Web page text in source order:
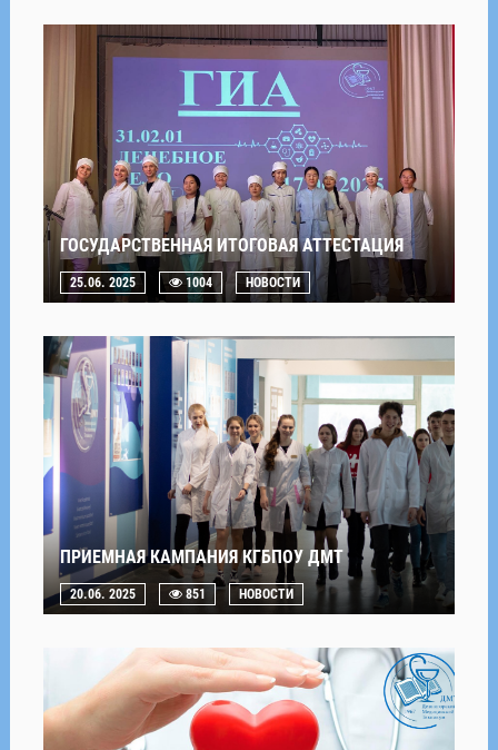
ГОСУДАРСТВЕННАЯ ИТОГОВАЯ АТТЕСТАЦИЯ
25.06. 2025 1004 НОВОСТИ
ПРИЕМНАЯ КАМПАНИЯ КГБПОУ ДМТ
20.06. 2025 851 НОВОСТИ